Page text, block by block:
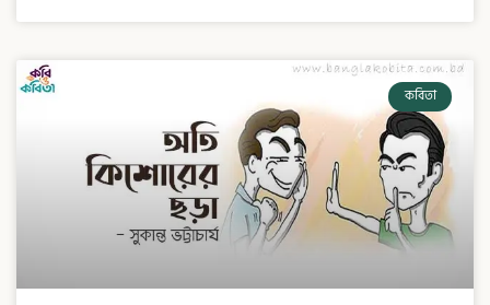
কবিতা